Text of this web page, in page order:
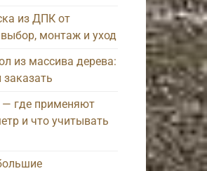
из ДПК от
выбор, монтаж и уход
из массива дерева:
где применяют
и что учитывать